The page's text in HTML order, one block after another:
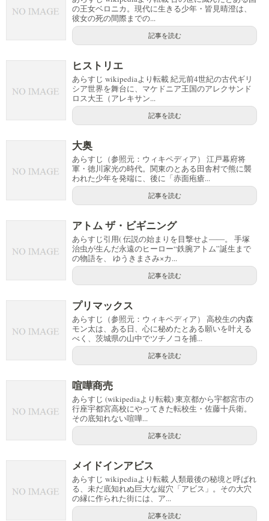
の王女ベロニカ。現代に生きる少年・皆見晴澄は、
彼女の死の間際までの...
記事を読む
ヒストリエ
あらすじ wikipediaより転載 紀元前4世紀の古代ギリ
シア世界を舞台に、マケドニア王国のアレクサンド
ロス大王（アレキサン...
記事を読む
大奥
あらすじ（参照元：ウィキペディア） 江戸幕府将
軍・徳川家光の時代。関東のとある田舎村で熊に襲
われた少年を発端に、後に「赤面疱瘡...
記事を読む
アトム ザ・ビギニング
あらすじ引用( 伝説の始まりを目撃せよ――。 手塚
治虫が生んだ永遠のヒーロー“鉄腕アトム”誕生まで
の物語を、 ゆうきまさみ×カ...
記事を読む
プリマックス
あらすじ（参照元：ウィキペディア） 高校生の内森
モン太は、ある日、心に秘めたとある願いを叶える
べく、茨城県の山中でツチノコを捕...
記事を読む
喧嘩商売
あらすじ (wikipediaより転載) 東京都から宇都宮市の
行座宇都宮高校にやってきた転校生・佐藤十兵衛。
その底知れない喧嘩...
記事を読む
メイドインアビス
あらすじ wikipediaより転載 人類最後の秘境と呼ばれ
る、未だ底知れぬ巨大な縦穴「アビス」。その大穴
の縁に作られた街には、ア...
記事を読む